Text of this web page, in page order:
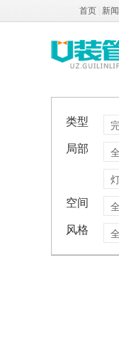
首页 新闻
类型
局部
空间
风格